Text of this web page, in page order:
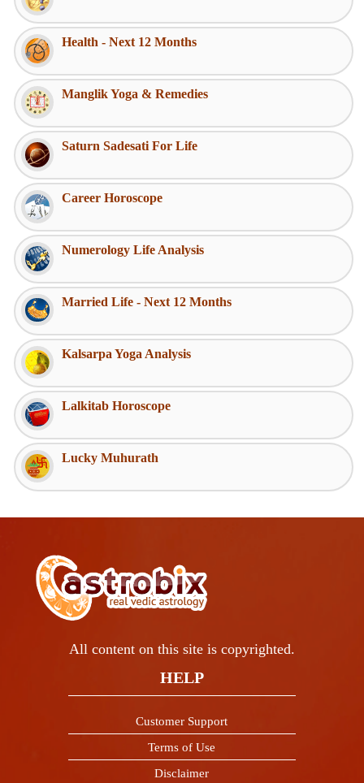
Health - Next 12 Months
Manglik Yoga & Remedies
Saturn Sadesati For Life
Career Horoscope
Numerology Life Analysis
Married Life - Next 12 Months
Kalsarpa Yoga Analysis
Lalkitab Horoscope
Lucky Muhurath
All content on this site is copyrighted.
HELP
Customer Support
Terms of Use
Disclaimer